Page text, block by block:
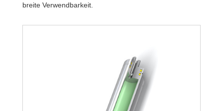
breite Verwendbarkeit.